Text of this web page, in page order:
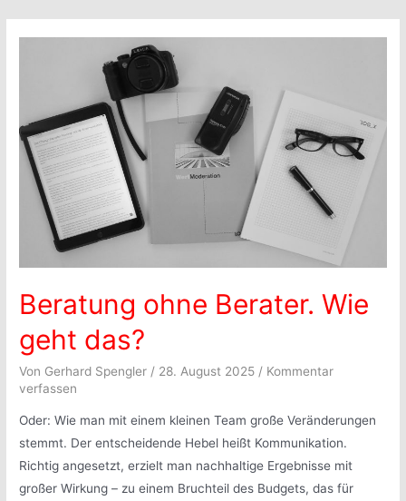
Beratung ohne Berater. Wie
geht das?
Von Gerhard Spengler / 28. August 2025 / Kommentar
verfassen
Oder: Wie man mit einem kleinen Team große Veränderungen
stemmt. Der entscheidende Hebel heißt Kommunikation.
Richtig angesetzt, erzielt man nachhaltige Ergebnisse mit
großer Wirkung – zu einem Bruchteil des Budgets, das für